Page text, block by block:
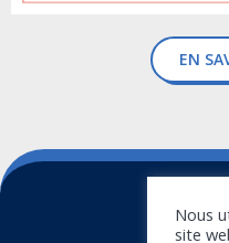
EN
Nous
site